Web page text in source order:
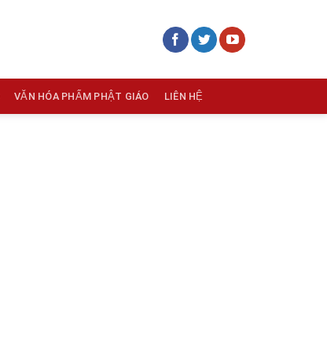
VĂN HÓA PHẨM PHẬT GIÁO LIÊN HỆ